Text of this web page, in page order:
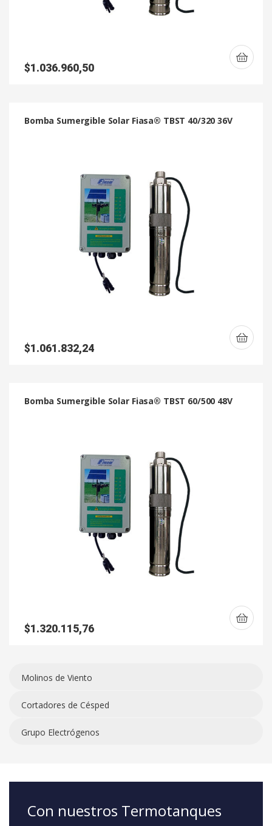
$1.036.960,50
Bomba Sumergible Solar Fiasa® TBST 40/320 36V
$1.061.832,24
Bomba Sumergible Solar Fiasa® TBST 60/500 48V
$1.320.115,76
Molinos de Viento
Cortadores de Césped
Grupo Electrógenos
Con nuestros Termotanques